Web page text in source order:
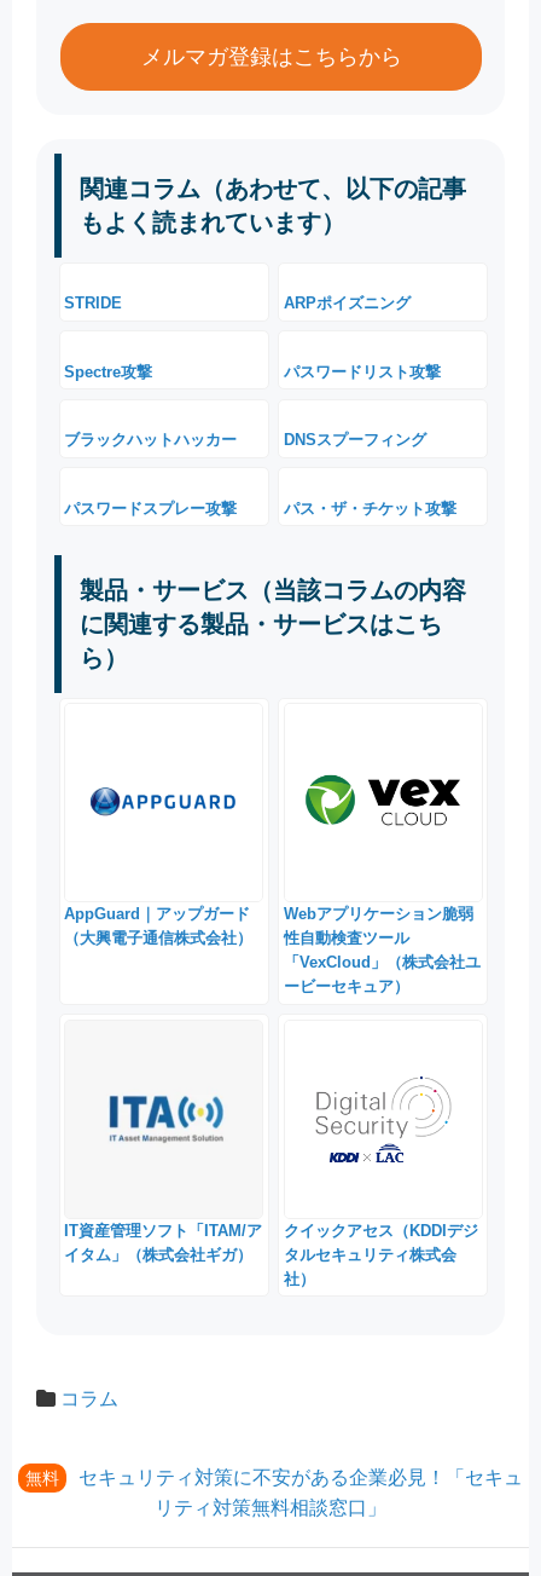
メルマガ登録はこちらから
関連コラム（あわせて、以下の記事
もよく読まれています）
STRIDE ARPポイズニング
Spectre攻撃 パスワードリスト攻撃
ブラックハットハッカー DNSスプーフィング
パスワードスプレー攻撃 パス・ザ・チケット攻撃
製品・サービス（当該コラムの内容
に関連する製品・サービスはこち
ら）
AppGuard｜アップガード
（大興電子通信株式会社）
Webアプリケーション脆弱
性自動検査ツール
「VexCloud」（株式会社ユ
ービーセキュア）
IT資産管理ソフト「ITAM/ア
イタム」（株式会社ギガ）
クイックアセス（KDDIデジ
タルセキュリティ株式会
社）
コラム
無料
セキュリティ対策に不安がある企業必見！「セキュ
リティ対策無料相談窓口」